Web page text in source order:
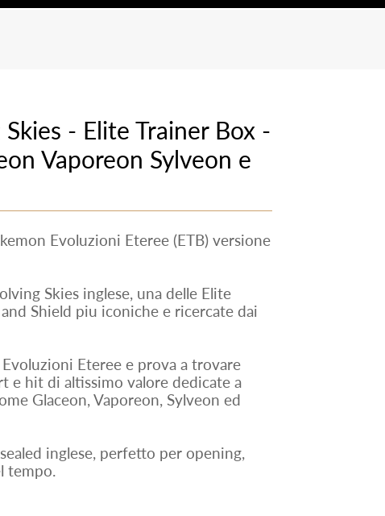
- Elite Trainer Box -
Vaporeon Sylveon e
Evoluzioni Eteree (ETB) versione
Skies inglese, una delle Elite
Shield piu iconiche e ricercate dai
Eteree e prova a trovare
e hit di altissimo valore dedicate a
Glaceon, Vaporeon, Sylveon ed
inglese, perfetto per opening,
tempo.